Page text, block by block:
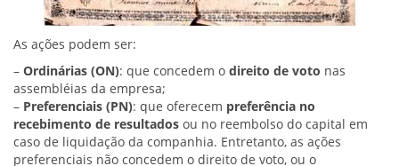
As ações podem ser:
– Ordinárias (ON): que concedem o direito de voto nas
assembléias da empresa;
– Preferenciais (PN): que oferecem preferência no
recebimento de resultados ou no reembolso do capital em
caso de liquidação da companhia. Entretanto, as ações
preferenciais não concedem o direito de voto, ou o